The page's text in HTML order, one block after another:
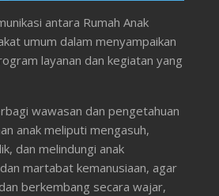
antara Rumah Anak
umum dalam menyampaikan
layanan dan kegiatan yang
wawasan dan pengetahuan
anak meliputi mengasuh,
dan melindungi anak
martabat kemanusiaan, agar
berkembang secara wajar,